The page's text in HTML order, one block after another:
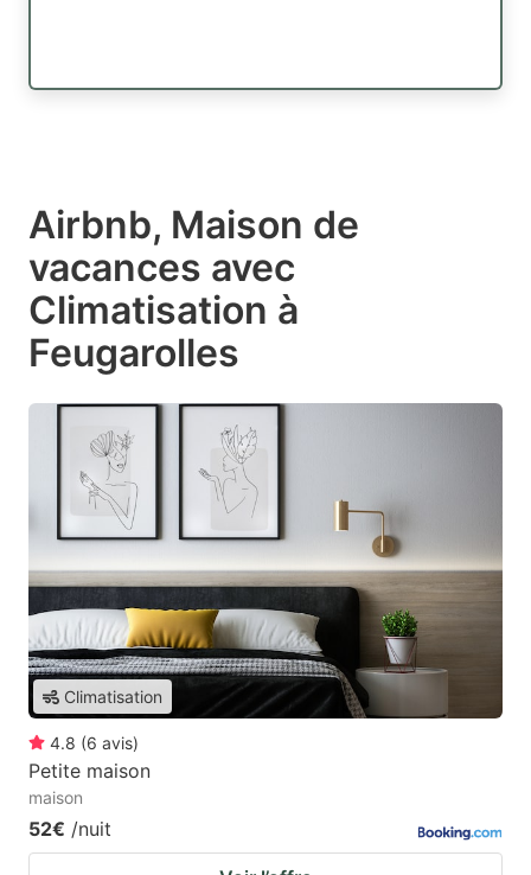
Airbnb, Maison de
vacances avec
Climatisation à
Feugarolles
Climatisation
4.8 (6 avis)
Petite maison
maison
52€ /nuit